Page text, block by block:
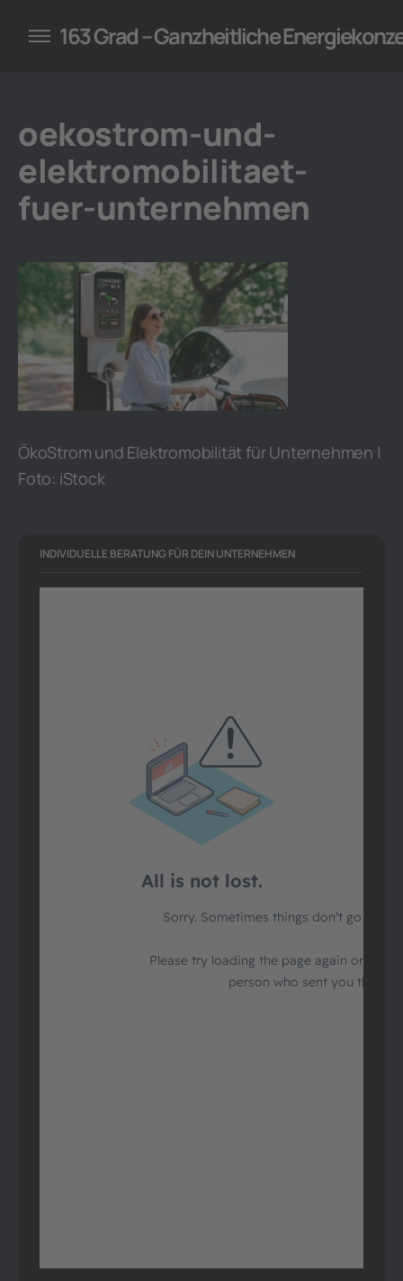
für Unternehmen
163 Grad – Ganzheitliche
oekostrom-und-
elektromobilitaet-
fuer-unternehmen
ÖkoStrom und Elektromobilität für Unternehmen |
Foto: iStock
INDIVIDUELLE BERATUNG FÜR DEIN UNTERNEHMEN